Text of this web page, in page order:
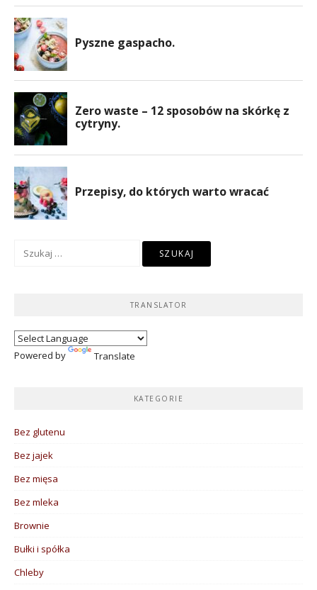
Szukaj:
TRANSLATOR
Powered by Translate
KATEGORIE
Bez glutenu
Bez jajek
Bez mięsa
Bez mleka
Brownie
Bułki i spółka
Chleby